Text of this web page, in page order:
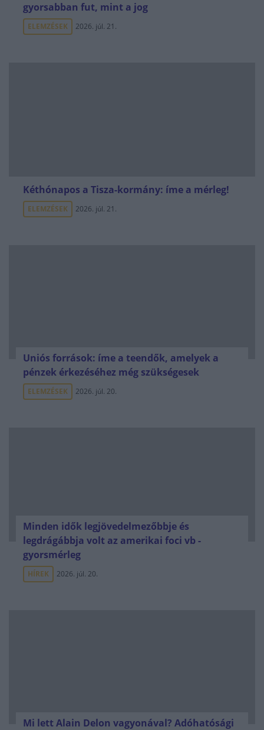
gyorsabban fut, mint a jog
ELEMZÉSEK 2026. júl. 21.
Kéthónapos a Tisza-kormány: íme a mérleg!
ELEMZÉSEK 2026. júl. 21.
Uniós források: íme a teendők, amelyek a
pénzek érkezéséhez még szükségesek
ELEMZÉSEK 2026. júl. 20.
Minden idők legjövedelmezőbbje és
legdrágábbja volt az amerikai foci vb -
gyorsmérleg
HÍREK 2026. júl. 20.
Mi lett Alain Delon vagyonával? Adóhatósági